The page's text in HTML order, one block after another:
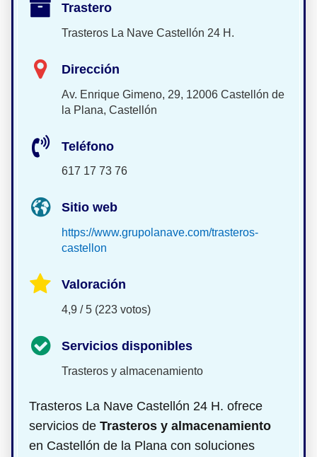
Trastero
Trasteros La Nave Castellón 24 H.
Dirección
Av. Enrique Gimeno, 29, 12006 Castellón de
la Plana, Castellón
Teléfono
617 17 73 76
Sitio web
https://www.grupolanave.com/trasteros-
castellon
Valoración
4,9 / 5 (223 votos)
Servicios disponibles
Trasteros y almacenamiento
Trasteros La Nave Castellón 24 H. ofrece
servicios de Trasteros y almacenamiento
en Castellón de la Plana con soluciones